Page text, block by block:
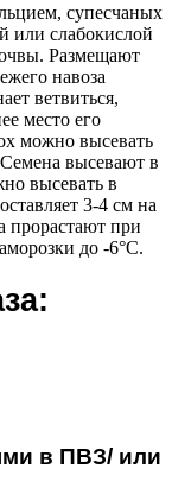
супесчаных
или слабокислой
Размещают
навоза
ветвиться,
место его
можно высевать
высевают в
высевать в
3-4 см на
прорастают при
до -6°С.
в ПВЗ/ или